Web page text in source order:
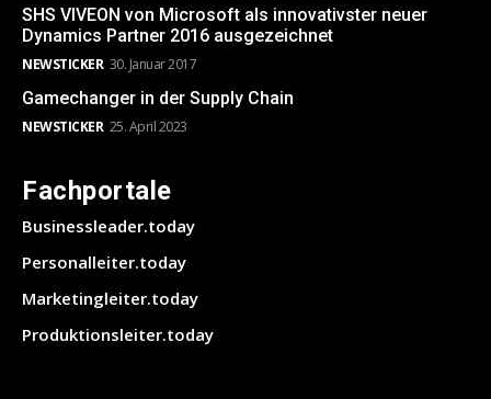
SHS VIVEON von Microsoft als innovativster neuer
Dynamics Partner 2016 ausgezeichnet
NEWSTICKER 30. Januar 2017
Gamechanger in der Supply Chain
NEWSTICKER 25. April 2023
Fachportale
Businessleader.today
Personalleiter.today
Marketingleiter.today
Produktionsleiter.today